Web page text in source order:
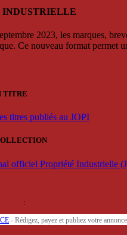
INDUSTRIELLE
2023, les marques,
Ce nouveau format permet
TITRE
titres publiés au JOPI
officiel Propriété Industrielle
:
- Rédigez, payez et publiez votre